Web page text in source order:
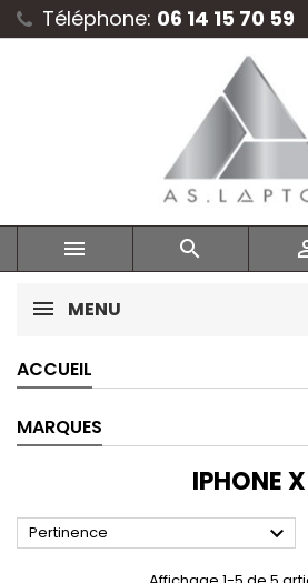
Téléphone: 06 14 15 70 59
 
MENU
ACCUEIL
MARQUES
IPHONE X
Pertinence 